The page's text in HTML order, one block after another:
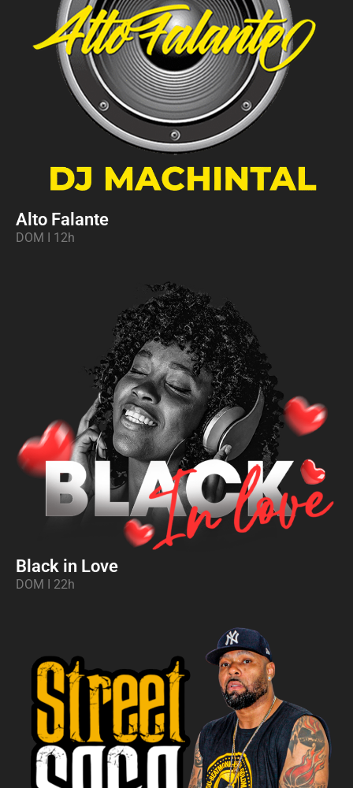
Alto Falante
DOM I 12h
Black in Love
DOM I 22h